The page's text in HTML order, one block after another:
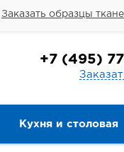
Заказать образцы
+7 (495)
Кухня и столовая